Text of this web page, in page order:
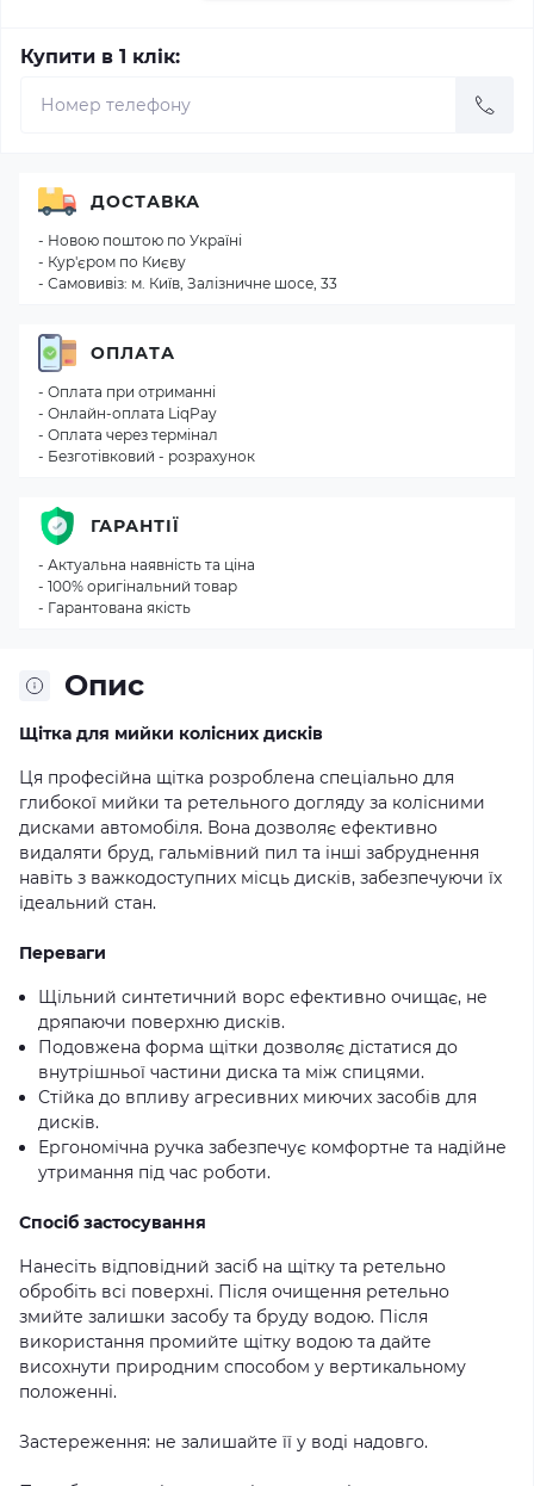
Купити в 1 клік:
Опис
Щітка для мийки колісних дисків
Ця професійна щітка розроблена спеціально для
глибокої мийки та ретельного догляду за колісними
дисками автомобіля. Вона дозволяє ефективно
видаляти бруд, гальмівний пил та інші забруднення
навіть з важкодоступних місць дисків, забезпечуючи їх
ідеальний стан.
Переваги
Щільний синтетичний ворс ефективно очищає, не
дряпаючи поверхню дисків.
Подовжена форма щітки дозволяє дістатися до
внутрішньої частини диска та між спицями.
Стійка до впливу агресивних миючих засобів для
дисків.
Ергономічна ручка забезпечує комфортне та надійне
утримання під час роботи.
Спосіб застосування
Нанесіть відповідний засіб на щітку та ретельно
обробіть всі поверхні. Після очищення ретельно
змийте залишки засобу та бруду водою. Після
використання промийте щітку водою та дайте
висохнути природним способом у вертикальному
положенні.
Застереження: не залишайте її у воді надовго.
ДОСТАВКА
- Новою поштою по Україні
- Кур'єром по Києву
- Самовивіз: м. Київ, Залізничне шосе, 33
ОПЛАТА
- Оплата при отриманні
- Онлайн-оплата LiqPay
- Оплата через термінал
- Безготівковий - розрахунок
ГАРАНТІЇ
- Актуальна наявність та ціна
- 100% оригінальний товар
- Гарантована якість